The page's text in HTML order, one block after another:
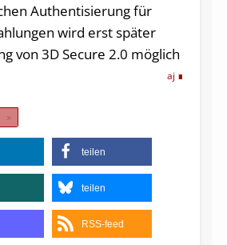
Authentisierung für
wird erst später
von 3D Secure 2.0 möglich
aj
teilen
teilen
RSS-feed